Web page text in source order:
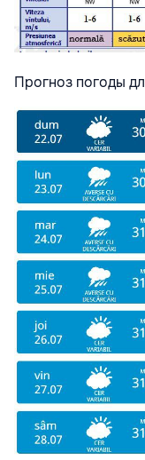
Прогноз погоды